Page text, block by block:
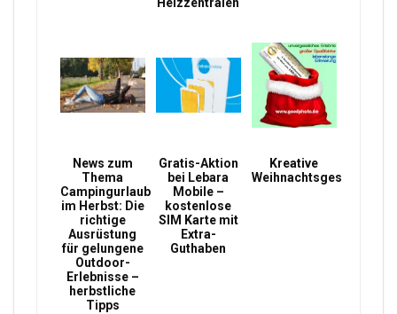
Heizzentralen
News zum
Thema
Campingurlaub
im Herbst: Die
richtige
Ausrüstung
für gelungene
Outdoor-
Erlebnisse –
herbstliche
Tipps
Gratis-Aktion
bei Lebara
Mobile –
kostenlose
SIM Karte mit
Extra-
Guthaben
Kreative
Weihnachtsgeschenke